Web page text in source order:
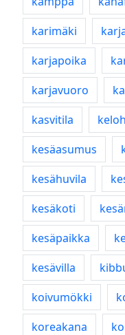
karimäki
karjapoika
karjavuoro
kasvitila
kesäasumus
kesähuvila
kesäkoti
kesäpaikka
kesävilla
koivumökki
koreakana